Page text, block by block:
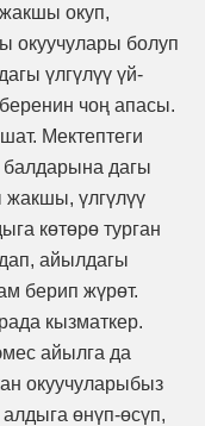
окуп,
окуучулары болуп
үлгүлүү үй-
чоң апасы.
Мектептеги
балдарына дагы
үлгүлүү
көтөрө турган
айылдагы
берип жүрөт.
кызматкер.
айылга да
окуучуларыбыз
өнүп-өсүп,